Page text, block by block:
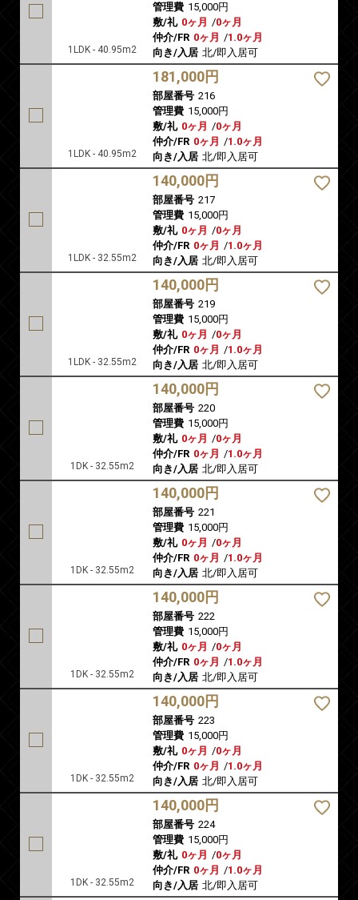
1LDK - 40.95m2
管理費 15,000円
敷/礼 0ヶ月 /0ヶ月
仲介/FR 0ヶ月 /1.0ヶ月
向き/入居 北/即入居可
1LDK - 40.95m2
181,000円
部屋番号 216
管理費 15,000円
敷/礼 0ヶ月 /0ヶ月
仲介/FR 0ヶ月 /1.0ヶ月
向き/入居 北/即入居可
1LDK - 32.55m2
140,000円
部屋番号 217
管理費 15,000円
敷/礼 0ヶ月 /0ヶ月
仲介/FR 0ヶ月 /1.0ヶ月
向き/入居 北/即入居可
1LDK - 32.55m2
140,000円
部屋番号 219
管理費 15,000円
敷/礼 0ヶ月 /0ヶ月
仲介/FR 0ヶ月 /1.0ヶ月
向き/入居 北/即入居可
1DK - 32.55m2
140,000円
部屋番号 220
管理費 15,000円
敷/礼 0ヶ月 /0ヶ月
仲介/FR 0ヶ月 /1.0ヶ月
向き/入居 北/即入居可
1DK - 32.55m2
140,000円
部屋番号 221
管理費 15,000円
敷/礼 0ヶ月 /0ヶ月
仲介/FR 0ヶ月 /1.0ヶ月
向き/入居 北/即入居可
1DK - 32.55m2
140,000円
部屋番号 222
管理費 15,000円
敷/礼 0ヶ月 /0ヶ月
仲介/FR 0ヶ月 /1.0ヶ月
向き/入居 北/即入居可
1DK - 32.55m2
140,000円
部屋番号 223
管理費 15,000円
敷/礼 0ヶ月 /0ヶ月
仲介/FR 0ヶ月 /1.0ヶ月
向き/入居 北/即入居可
1DK - 32.55m2
140,000円
部屋番号 224
管理費 15,000円
敷/礼 0ヶ月 /0ヶ月
仲介/FR 0ヶ月 /1.0ヶ月
向き/入居 北/即入居可